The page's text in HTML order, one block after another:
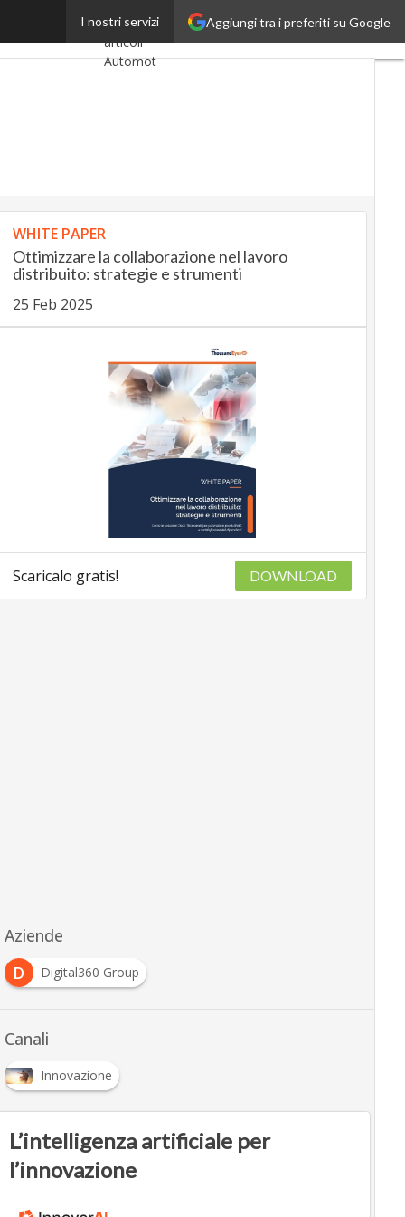
Aggiungi tra i preferiti su Google
I nostri servizi
sul digitaleUltimi
articoli
AutomotiveUp
SmartMobilityUp
Proptech
WHITE PAPER
Ottimizzare la collaborazione nel lavoro
distribuito: strategie e strumenti
25 Feb 2025
Scaricalo gratis! DOWNLOAD
Aziende
D
Digital360 Group
Canali
Innovazione
L’intelligenza artificiale per
l’innovazione